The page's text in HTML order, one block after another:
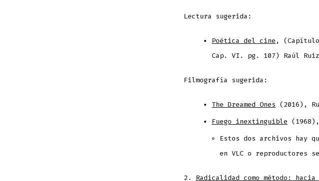
Lectura sugerida:
Poética del cine ,
Cap. VI. pg. 107) Raúl
Filmografía sugerida:
The Dreamed Ones (2016),
Fuego inextinguible
Estos dos archivos hay
en VLC o reproductores
2. Radicalidad como método: